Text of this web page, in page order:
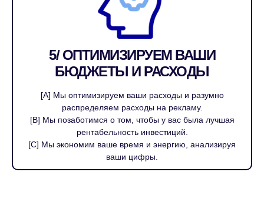
5/ ОПТИМИЗИРУЕМ ВАШИ
БЮДЖЕТЫ И РАСХОДЫ
[A] Мы оптимизируем ваши расходы и разумно
распределяем расходы на рекламу.
[B] Мы позаботимся о том, чтобы у вас была лучшая
рентабельность инвестиций.
[C] Мы экономим ваше время и энергию, анализируя
ваши цифры.